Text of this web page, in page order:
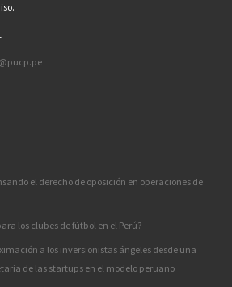
el derecho de oposición en operaciones de
los clubes de fútbol en el Perú?
a los inversionistas ángeles desde una
de las startups en el modelo peruano